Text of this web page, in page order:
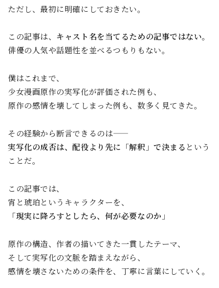
ただし、最初に明確にしておきたい。
この記事は、 キャスト名を当てるための記事ではない。
俳優の人気や話題性を並べるつもりもない。
僕はこれまで、
少女漫画原作の実写化が評価された例も、
原作の感情を壊してしまった例も、数多く見てきた。
その経験から断言できるのは——
実写化の成否は、配役より先に「解釈」で決まる という
ことだ。
この記事では、
宵と琥珀というキャラクターを、
「現実に降ろすとしたら、何が必要なのか」
原作の構造、作者の描いてきた一貫したテーマ、
そして実写化の文脈を踏まえながら、
感情を壊さないための条件を、丁寧に言葉にしていく。